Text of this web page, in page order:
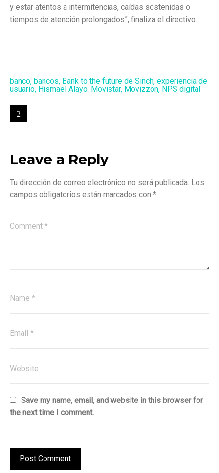
y estar atentos a intermitencias, caídas sostenidas o
tiempos de atención prolongados”, finaliza el directivo.
banco, bancos, Bank to the future de Sinch, experiencia de
usuario, Hismael Alayo, Movistar, Movizzon, NPS digital
Leave a Reply
Tu dirección de correo electrónico no será publicada. Los
campos obligatorios están marcados con *
Save my name, email, and website in this browser for
the next time I comment.